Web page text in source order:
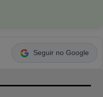
Seguir no Google